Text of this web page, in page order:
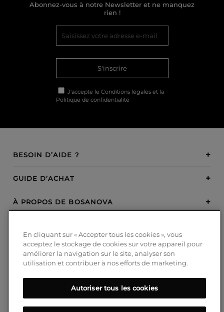
Abonnez-vous à notre Newsletter et ne manquez
rien !
S'inscrire
J'accepte le Conditions légales et la
Politique de confidentialité
BESOIN D’AIDE ?
GUIDE D’ACHAT
À PROPOS DE BOSANOVA
MODES DE PAIEMENT
SUIVEZ-NOUS!
En cliquant sur « Accepter tous les cookies », vous
acceptez le stockage de cookies sur votre appareil pour
améliorer la navigation sur le site, analyser son
utilisation et contribuer à nos efforts de marketing.
Autoriser tous les cookies